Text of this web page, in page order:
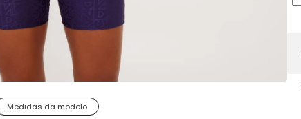
Medidas da modelo